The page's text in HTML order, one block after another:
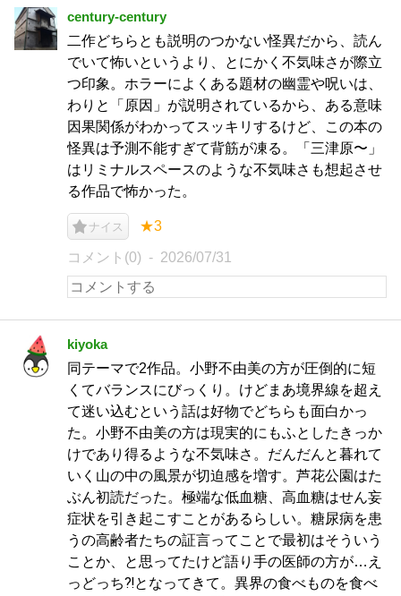
century-century
二作どちらとも説明のつかない怪異だから、読ん
でいて怖いというより、とにかく不気味さが際立
つ印象。ホラーによくある題材の幽霊や呪いは、
わりと「原因」が説明されているから、ある意味
因果関係がわかってスッキリするけど、この本の
怪異は予測不能すぎて背筋が凍る。「三津原〜」
はリミナルスペースのような不気味さも想起させ
る作品で怖かった。
ナイス ★3
コメント(0) 2026/07/31
kiyoka
同テーマで2作品。小野不由美の方が圧倒的に短
くてバランスにびっくり。けどまあ境界線を超え
て迷い込むという話は好物でどちらも面白かっ
た。小野不由美の方は現実的にもふとしたきっか
けであり得るような不気味さ。だんだんと暮れて
いく山の中の風景が切迫感を増す。芦花公園はた
ぶん初読だった。極端な低血糖、高血糖はせん妄
症状を引き起こすことがあるらしい。糖尿病を患
うの高齢者たちの証言ってことで最初はそういう
ことか、と思ってたけど語り手の医師の方が…え
っどっち⁈となってきて。異界の食べものを食べ